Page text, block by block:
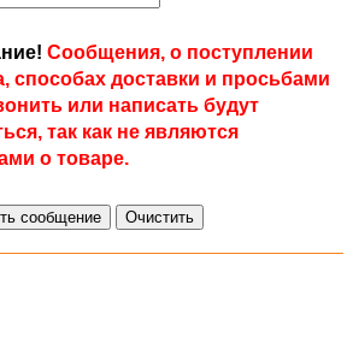
Сообщения, о поступлении
способах доставки и просьбами
или написать будут
так как не являются
о товаре.